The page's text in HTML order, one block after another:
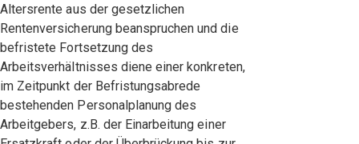
Altersrente aus der gesetzlichen
Rentenversicherung beanspruchen und die
befristete Fortsetzung des
Arbeitsverhältnisses diene einer konkreten,
im Zeitpunkt der Befristungsabrede
bestehenden Personalplanung des
Arbeitgebers, z.B. der Einarbeitung einer